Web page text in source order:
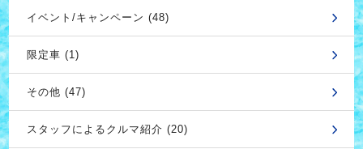
イベント/キャンペーン (48)
限定車 (1)
その他 (47)
スタッフによるクルマ紹介 (20)